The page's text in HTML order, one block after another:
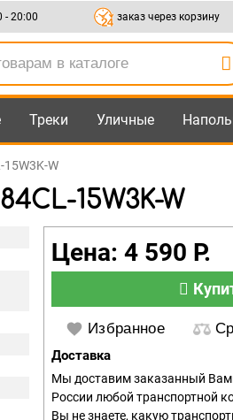
- 20:00 заказ через корзину
Треки Уличные
W
15W3K-W
Цена: 4 590 Р.
Избранное
Доставка
Мы доставим заказанный
России любой транспортной
Вы не знаете, какую